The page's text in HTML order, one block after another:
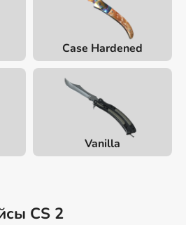
Case Hardened
Vanilla
CS 2